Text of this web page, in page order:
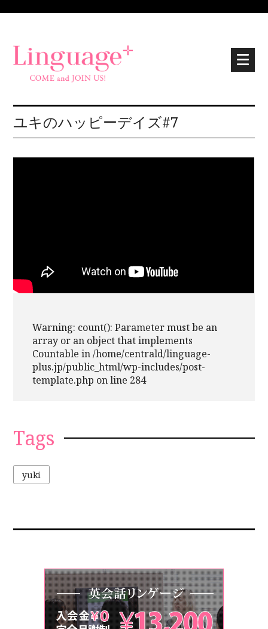
ユキのハッピーデイズ#7
Warning: count(): Parameter must be an
array or an object that implements
Countable in/home/centrald/linguage-
plus.jp/public_html/wp-includes/post-
template.php on line 284
Tags
yuki